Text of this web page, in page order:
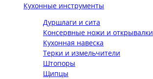
Кухонные инструменты
Дуршлаги и сита
Консервные ножи и открывалки
Кухонная навеска
Терки и измельчители
Штопоры
Щипцы